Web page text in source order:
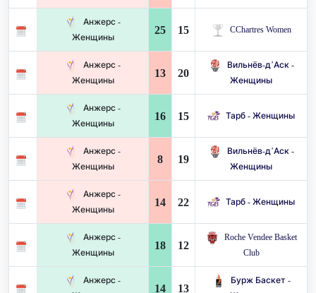
Анжерс -
Женщины
25 15 CChartres Women
Анжерс -
Женщины
13 20
Вильнёв-д’Аск -
Женщины
Анжерс -
Женщины
16 15 Тарб - Женщины
Анжерс -
Женщины
8 19
Вильнёв-д’Аск -
Женщины
Анжерс -
Женщины
14 22 Тарб - Женщины
Анжерс -
Женщины
18 12
Roche Vendee Basket
Club
Анжерс -
14 13
Бурж Баскет -